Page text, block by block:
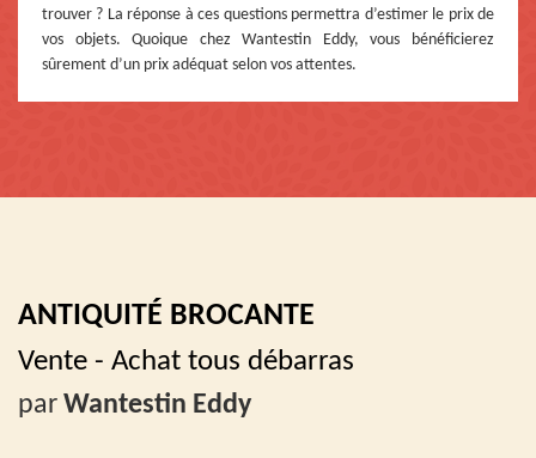
trouver ? La réponse à ces questions permettra d’estimer le prix de
vos objets. Quoique chez Wantestin Eddy, vous bénéficierez
sûrement d’un prix adéquat selon vos attentes.
ANTIQUITÉ BROCANTE
Vente - Achat tous débarras
par Wantestin Eddy